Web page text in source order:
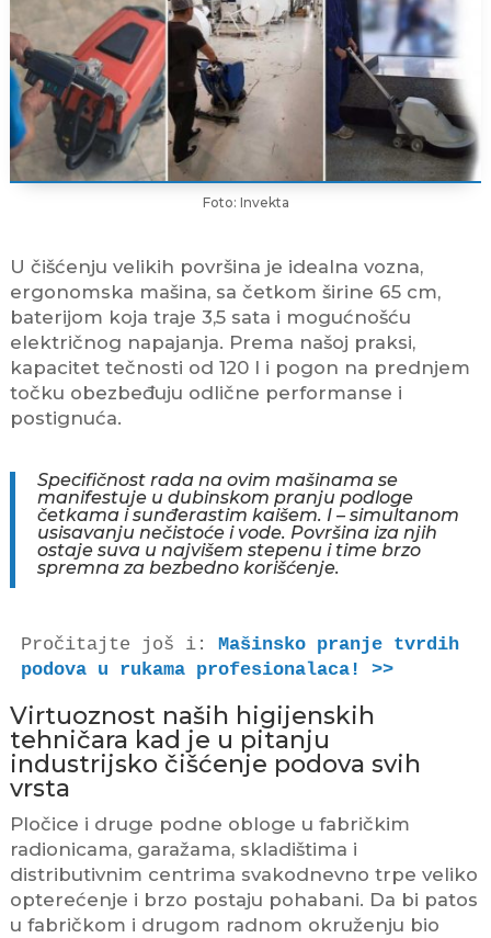
Foto: Invekta
U čišćenju velikih površina je idealna vozna,
ergonomska mašina, sa četkom širine 65 cm,
baterijom koja traje 3,5 sata i mogućnošću
električnog napajanja. Prema našoj praksi,
kapacitet tečnosti od 120 l i pogon na prednjem
točku obezbeđuju odlične performanse i
postignuća.
Specifičnost rada na ovim mašinama se
manifestuje u dubinskom pranju podloge
četkama i sunđerastim kaišem. I – simultanom
usisavanju nečistoće i vode. Površina iza njih
ostaje suva u najvišem stepenu i time brzo
spremna za bezbedno korišćenje.
Pročitajte još i: Mašinsko pranje tvrdih
podova u rukama profesionalaca! >>
Virtuoznost naših higijenskih
tehničara kad je u pitanju
industrijsko čišćenje podova svih
vrsta
Pločice i druge podne obloge u fabričkim
radionicama, garažama, skladištima i
distributivnim centrima svakodnevno trpe veliko
opterećenje i brzo postaju pohabani. Da bi patos
u fabričkom i drugom radnom okruženju bio